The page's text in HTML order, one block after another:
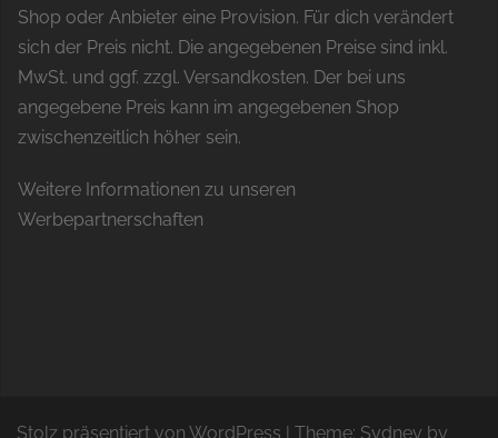
Shop oder Anbieter eine Provision. Für dich verändert
sich der Preis nicht. Die angegebenen Preise sind inkl.
MwSt. und ggf. zzgl. Versandkosten. Der bei uns
angegebene Preis kann im angegebenen Shop
zwischenzeitlich höher sein.
Weitere Informationen zu unseren
Werbepartnerschaften
Stolz präsentiert von WordPress Theme: Sydney by